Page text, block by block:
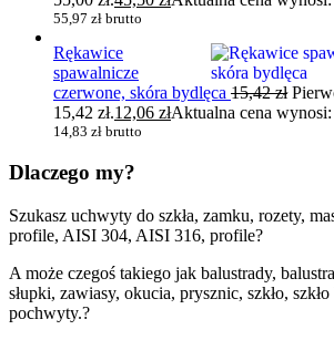
55,97 zł brutto
Rękawice
spawalnicze
czerwone, skóra bydlęca 15,42zł
15,42 zł.12,06 złAktualna cena wynosi:
14,83 zł brutto
Dlaczego my?
Szukasz uchwyty do szkła, zamku, rozety,
profile, AISI 304, AISI 316, profile?
A może czegoś takiego jak balustrady,
słupki, zawiasy, okucia, prysznic, szkło,
pochwyty.?